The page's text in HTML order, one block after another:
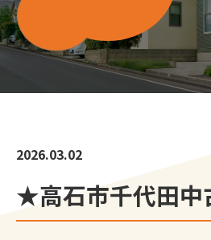
2026.03.02
★高石市千代田